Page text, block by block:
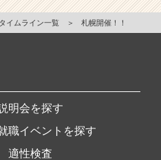
タイムライン一覧 ＞ 札幌開催！！
明会を探す
職イベントを探す
適性検査